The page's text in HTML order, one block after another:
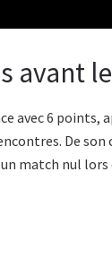
avant
avec 6
De son
match nul lors